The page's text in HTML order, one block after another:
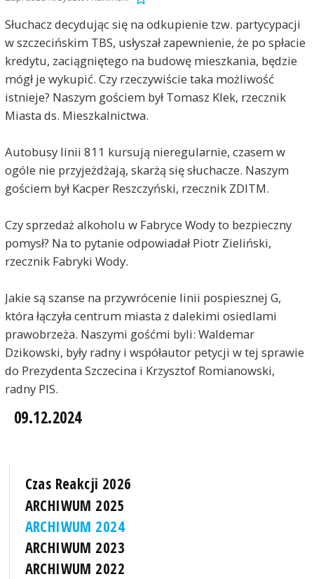
Słuchacz decydując się na odkupienie tzw. partycypacji
w szczecińskim TBS, usłyszał zapewnienie, że po spłacie
kredytu, zaciągniętego na budowę mieszkania, będzie
mógł je wykupić. Czy rzeczywiście taka możliwość
istnieje? Naszym gościem był Tomasz Klek, rzecznik
Miasta ds. Mieszkalnictwa.
Autobusy linii 811 kursują nieregularnie, czasem w
ogóle nie przyjeżdżają, skarżą się słuchacze. Naszym
gościem był Kacper Reszczyński, rzecznik ZDITM.
Czy sprzedaż alkoholu w Fabryce Wody to bezpieczny
pomysł? Na to pytanie odpowiadał Piotr Zieliński,
rzecznik Fabryki Wody.
Jakie są szanse na przywrócenie linii pospiesznej G,
która łączyła centrum miasta z dalekimi osiedlami
prawobrzeża. Naszymi gośćmi byli: Waldemar
Dzikowski, były radny i współautor petycji w tej sprawie
do Prezydenta Szczecina i Krzysztof Romianowski,
radny PIS.
09.12.2024
Czas Reakcji 2026
ARCHIWUM 2025
ARCHIWUM 2024
ARCHIWUM 2023
ARCHIWUM 2022